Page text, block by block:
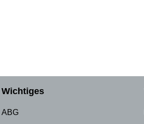
Wichtiges
ABG